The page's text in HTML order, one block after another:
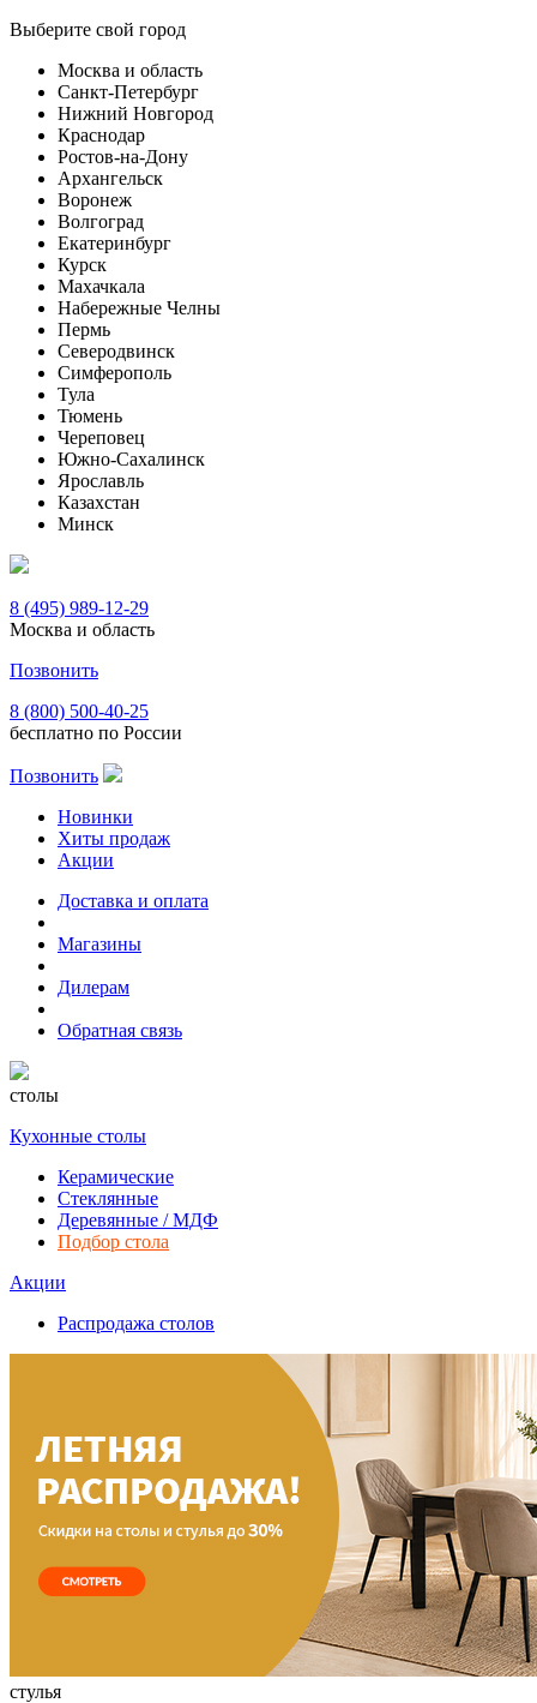
Выберите свой город
Москва и область
Санкт-Петербург
Нижний Новгород
Краснодар
Ростов-на-Дону
Архангельск
Воронеж
Волгоград
Екатеринбург
Курск
Махачкала
Набережные Челны
Пермь
Северодвинск
Симферополь
Тула
Тюмень
Череповец
Южно-Сахалинск
Ярославль
Казахстан
Минск
8 (495) 989-12-29
Москва и область
Позвонить
8 (800) 500-40-25
бесплатно по России
Позвонить
Новинки
Хиты продаж
Акции
Доставка и оплата
Магазины
Дилерам
Обратная связь
столы
Кухонные столы
Керамические
Стеклянные
Деревянные / МДФ
Подбор стола
Акции
Распродажа столов
стулья